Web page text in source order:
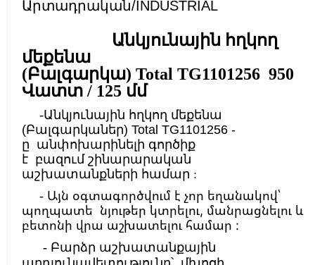
Արտադրական/INDUSTRIAL
Անկյունային հղկող
մեքենա
(Բալգարկա) Total TG1101256 950
Վատտ / 125 մմ
-Անկյունային հղկող մեքենա
(Բալգարկաներ) Total TG1101256 -
ը անփոխարինելի գործիք
է բազումշինարարական
աշխատանքների համար :
- Այն օգտագործվում է չոր եղանակով՝
պողպատե նյութեր կտրելու, մանրացնելու և
բետոնի վրա աշխատելու համար :
- Բարձր աշխատանքային